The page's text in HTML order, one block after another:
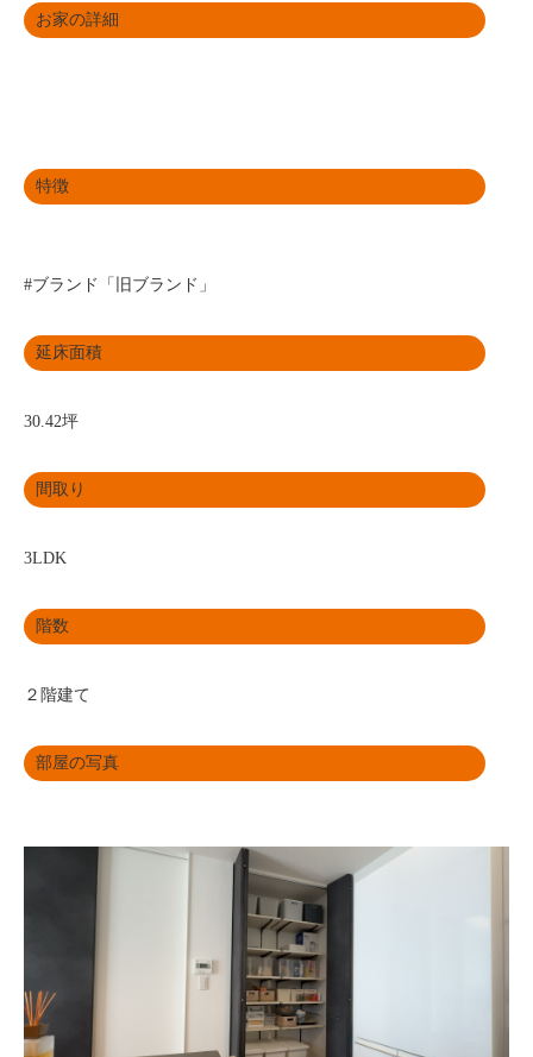
お家の詳細
特徴
#ブランド「旧ブランド」
延床面積
30.42坪
間取り
3LDK
階数
２階建て
部屋の写真